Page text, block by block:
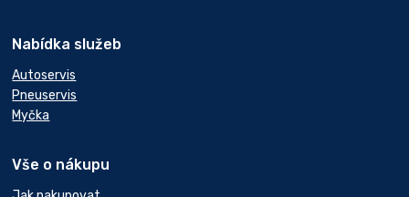
Nabídka služeb
Autoservis
Pneuservis
Myčka
Vše o nákupu